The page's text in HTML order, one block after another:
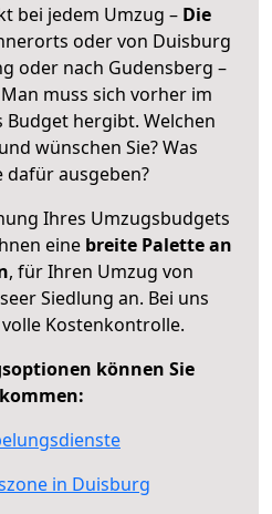
bei jedem Umzug – Die
oder von Duisburg
oder nach Gudensberg –
Man muss sich vorher im
Budget hergibt. Welchen
wünschen Sie? Was
dafür ausgeben?
Ihres Umzugsbudgets
eine breite Palette an
, für Ihren Umzug von
Siedlung an. Bei uns
Kostenkontrolle.
können Sie
in Duisburg